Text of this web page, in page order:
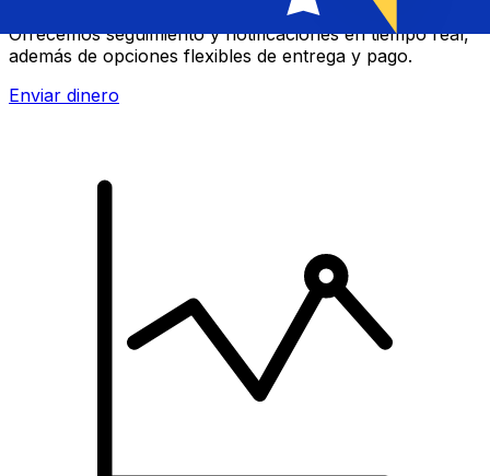
Envíe dinero en línea de forma rápida, segura y fácil.
Ofrecemos seguimiento y notificaciones en tiempo real,
además de opciones flexibles de entrega y pago.
Enviar dinero